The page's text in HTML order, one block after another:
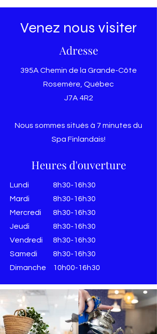
Venez nous visiter
Adresse
395A Chemin de la Grande-Côte
Rosemère, Québec
J7A 4R2
Nous sommes situés à 7 minutes du
Spa Finlandais!
Heures d'ouverture
Lundi
Mardi
Mercredi
Jeudi
Vendredi
​​Samedi
​Dimanche
8h30-16h30
8h30-16h30
8h30-16h30
8h30-16h30
8h30-16h30
8h30-16h30
10h00-16h30